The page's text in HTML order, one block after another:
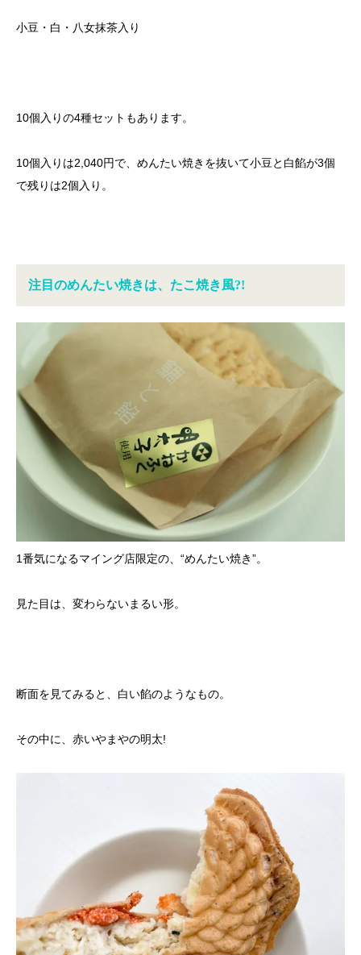
小豆・白・八女抹茶入り
10個入りの4種セットもあります。
10個入りは2,040円で、めんたい焼きを抜いて小豆と白餡が3個
で残りは2個入り。
注目のめんたい焼きは、たこ焼き風?!
1番気になるマイング店限定の、“めんたい焼き”。
見た目は、変わらないまるい形。
断面を見てみると、白い餡のようなもの。
その中に、赤いやまやの明太!